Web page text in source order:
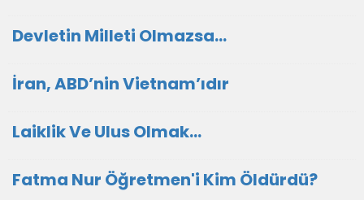
Devletin Milleti Olmazsa…
İran, ABD’nin Vietnam’ıdır
Laiklik Ve Ulus Olmak…
Fatma Nur Öğretmen'i Kim Öldürdü?